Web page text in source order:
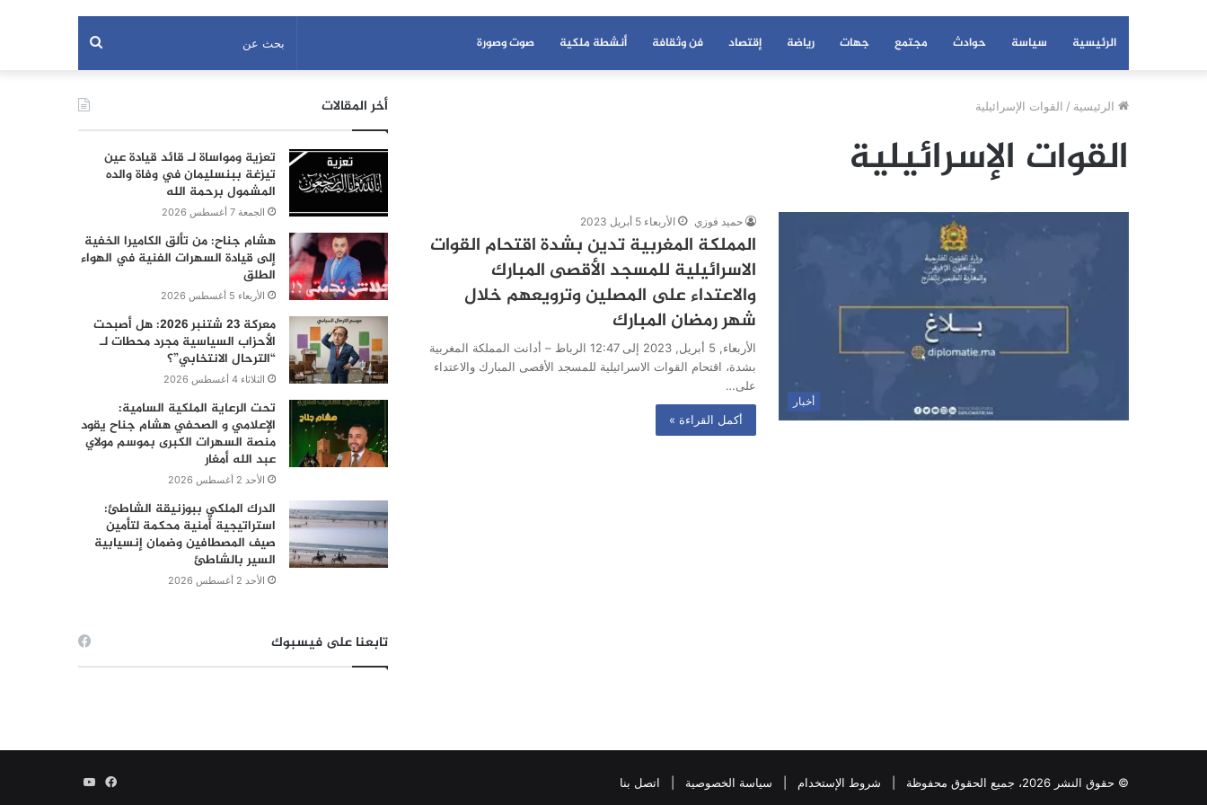
الرئيسية سياسة حوادث مجتمع جهات رياضة إقتصاد فن وثقافة أنشطة ملكية صوت وصورة بحث
عن
الرئيسية / القوات الإسرائيلية
القوات الإسرائيلية
أخبار
حميد فوزي الأربعاء 5 أبريل 2023
المملكة المغربية تدين بشدة اقتحام القوات
الاسرائيلية للمسجد الأقصى المبارك
والاعتداء على المصلين وترويعهم خلال
شهر رمضان المبارك
الأربعاء, 5 أبريل, 2023 إلى 12:47 الرباط – أدانت المملكة المغربية
بشدة، اقتحام القوات الاسرائيلية للمسجد الأقصى المبارك والاعتداء
على…
أكمل القراءة »
أخر المقالات
تعزية ومواساة لـ قائد قيادة عين
تيزغة ببنسليمان في وفاة والده
المشمول برحمة الله
الجمعة 7 أغسطس 2026
هشام جناح: من تألق الكاميرا الخفية
إلى قيادة السهرات الفنية في الهواء
الطلق
الأربعاء 5 أغسطس 2026
معركة 23 شتنبر 2026: هل أصبحت
الأحزاب السياسية مجرد محطات لـ
“الترحال الانتخابي”؟
الثلاثاء 4 أغسطس 2026
تحت الرعاية الملكية السامية:
الإعلامي و الصحفي هشام جناح يقود
منصة السهرات الكبرى بموسم مولاي
عبد الله أمغار
الأحد 2 أغسطس 2026
الدرك الملكي ببوزنيقة الشاطئ:
استراتيجية أمنية محكمة لتأمين
صيف المصطافين وضمان إنسيابية
السير بالشاطئ
الأحد 2 أغسطس 2026
تابعنا على فيسبوك
© حقوق النشر 2026، جميع الحقوق محفوظة | شروط الإستخدام سياسة الخصوصية اتصل بنا فيسبوكيوتيوب